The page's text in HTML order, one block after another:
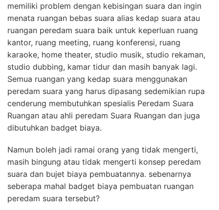
memiliki problem dengan kebisingan suara dan ingin
menata ruangan bebas suara alias kedap suara atau
ruangan peredam suara baik untuk keperluan ruang
kantor, ruang meeting, ruang konferensi, ruang
karaoke, home theater, studio musik, studio rekaman,
studio dubbing, kamar tidur dan masih banyak lagi.
Semua ruangan yang kedap suara menggunakan
peredam suara yang harus dipasang sedemikian rupa
cenderung membutuhkan spesialis Peredam Suara
Ruangan atau ahli peredam Suara Ruangan dan juga
dibutuhkan badget biaya.
Namun boleh jadi ramai orang yang tidak mengerti,
masih bingung atau tidak mengerti konsep peredam
suara dan bujet biaya pembuatannya. sebenarnya
seberapa mahal badget biaya pembuatan ruangan
peredam suara tersebut?